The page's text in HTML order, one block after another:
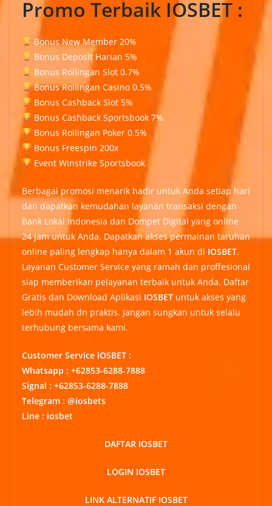
Promo Terbaik IOSBET :
Bonus New Member 20%
Bonus Deposit Harian 5%
Bonus Rollingan Slot 0.7%
Bonus Rollingan Casino 0.5%
Bonus Cashback Slot 5%
Bonus Cashback Sportsbook 7%
Bonus Rollingan Poker 0.5%
Bonus Freespin 200x
Event Winstrike Sportsbook
Berbagai promosi menarik hadir untuk Anda setiap hari
dan dapatkan kemudahan layanan transaksi dengan
Bank Lokal Indonesia dan Dompet Digital yang online
24 jam untuk Anda. Dapatkan akses permainan taruhan
online paling lengkap hanya dalam 1 akun di IOSBET.
Layanan Customer Service yang ramah dan proffesional
siap memberikan pelayanan terbaik untuk Anda. Daftar
Gratis dan Download Aplikasi IOSBET untuk akses yang
lebih mudah dn praktis. Jangan sungkan untuk selalu
terhubung bersama kami.
Customer Service iOSBET :
Whatsapp : +62853-6288-7888
Signal : +62853-6288-7888
Telegram : @iosbets
Line : iosbet
DAFTAR IOSBET
LOGIN IOSBET
LINK ALTERNATIF IOSBET